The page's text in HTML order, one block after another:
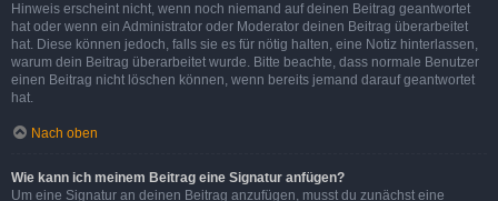
Hinweis erscheint nicht, wenn noch niemand auf deinen Beitrag geantwortet
hat oder wenn ein Administrator oder Moderator deinen Beitrag überarbeitet
hat. Diese können jedoch, falls sie es für nötig halten, eine Notiz hinterlassen,
warum dein Beitrag überarbeitet wurde. Bitte beachte, dass normale Benutzer
einen Beitrag nicht löschen können, wenn bereits jemand darauf geantwortet
hat.
Nach oben
Wie kann ich meinem Beitrag eine Signatur anfügen?
Um eine Signatur an deinen Beitrag anzufügen, musst du zunächst eine